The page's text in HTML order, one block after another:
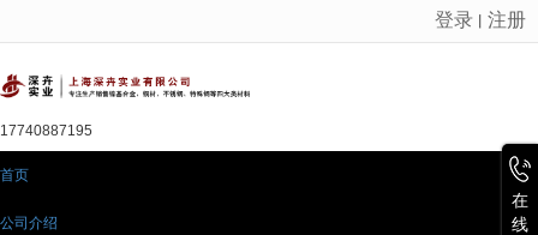
很遗憾，因您的浏览器版本过低导致无法获得最佳浏览体验，推荐下载安装谷歌浏览器！
登录 注册
17740887195
首页
公司介绍
在
线